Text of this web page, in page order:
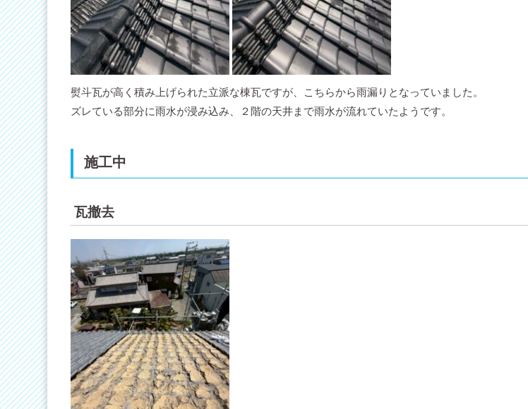
熨斗瓦が高く積み上げられた立派な棟瓦ですが、こちらから雨漏りとなっていました。
ズレている部分に雨水が浸み込み、２階の天井まで雨水が流れていたようです。
施工中
瓦撤去